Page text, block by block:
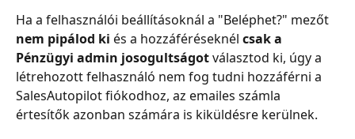
Ha a felhasználói beállításoknál a "Beléphet?" mezőt
nem pipálod ki és a hozzáféréseknél csak a
Pénzügyi admin josogultságot választod ki, úgy a
létrehozott felhasználó nem fog tudni hozzáférni a
SalesAutopilot fiókodhoz, az emailes számla
értesítők azonban számára is kiküldésre kerülnek.